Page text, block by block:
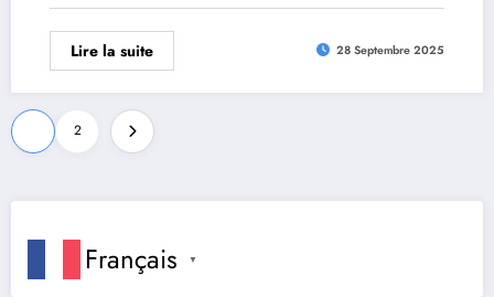
Lire la suite 28 Septembre 2025
Pagination
des
publications
2
Français ▼